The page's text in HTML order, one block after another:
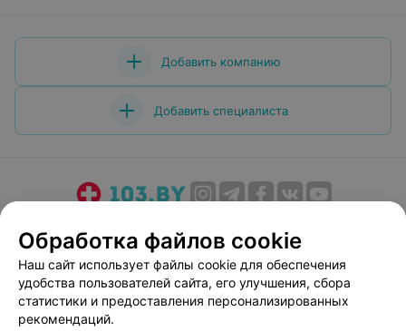
Добавить компанию
Добавить специалиста
Медицинский маркетинг
Публичный договор
Пользовательское соглашение
Способы оплаты
Вакансии
Партнеры
Написать руководителю 103.by
Обработка файлов cookie
Наш сайт использует файлы cookie для обеспечения
удобства пользователей сайта, его улучшения, сбора
статистики и предоставления персонализированных
рекомендаций.